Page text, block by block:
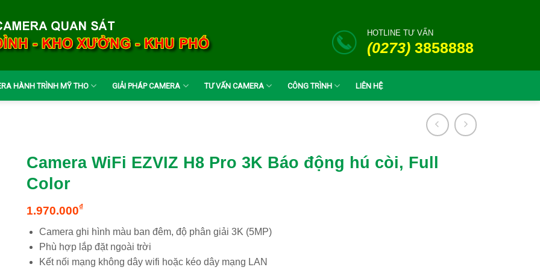
HOTLINE TƯ VẤN
(0273) 3858888
HÀNH TRÌNH MỸ THO GIẢI PHÁP CAMERA TƯ VẤN CAMERA CÔNG TRÌNH LIÊN HỆ
Camera WiFi EZVIZ H8 Pro 3K Báo động hú còi, Full
Color
1.970.000₫
Camera ghi hình màu ban đêm, độ phân giải 3K (5MP)
Phù hợp lắp đặt ngoài trời
Kết nối mạng không dây wifi hoặc kéo dây mạng LAN